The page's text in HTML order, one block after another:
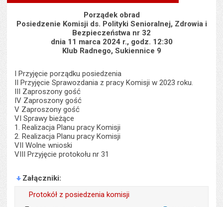
Porządek obrad
Posiedzenie Komisji ds. Polityki Senioralnej, Zdrowia i
Bezpieczeństwa nr 32
dnia 11 marca 2024 r., godz. 12:30
Klub Radnego, Sukiennice 9
I Przyjęcie porządku posiedzenia
II Przyjęcie Sprawozdania z pracy Komisji w 2023 roku.
III Zaproszony gość
IV Zaproszony gość
V Zaproszony gość
VI Sprawy bieżące
1. Realizacja Planu pracy Komisji
2. Realizacja Planu pracy Komisji
VII Wolne wnioski
VIII Przyjęcie protokołu nr 31
Załączniki
Protokół z posiedzenia komisji